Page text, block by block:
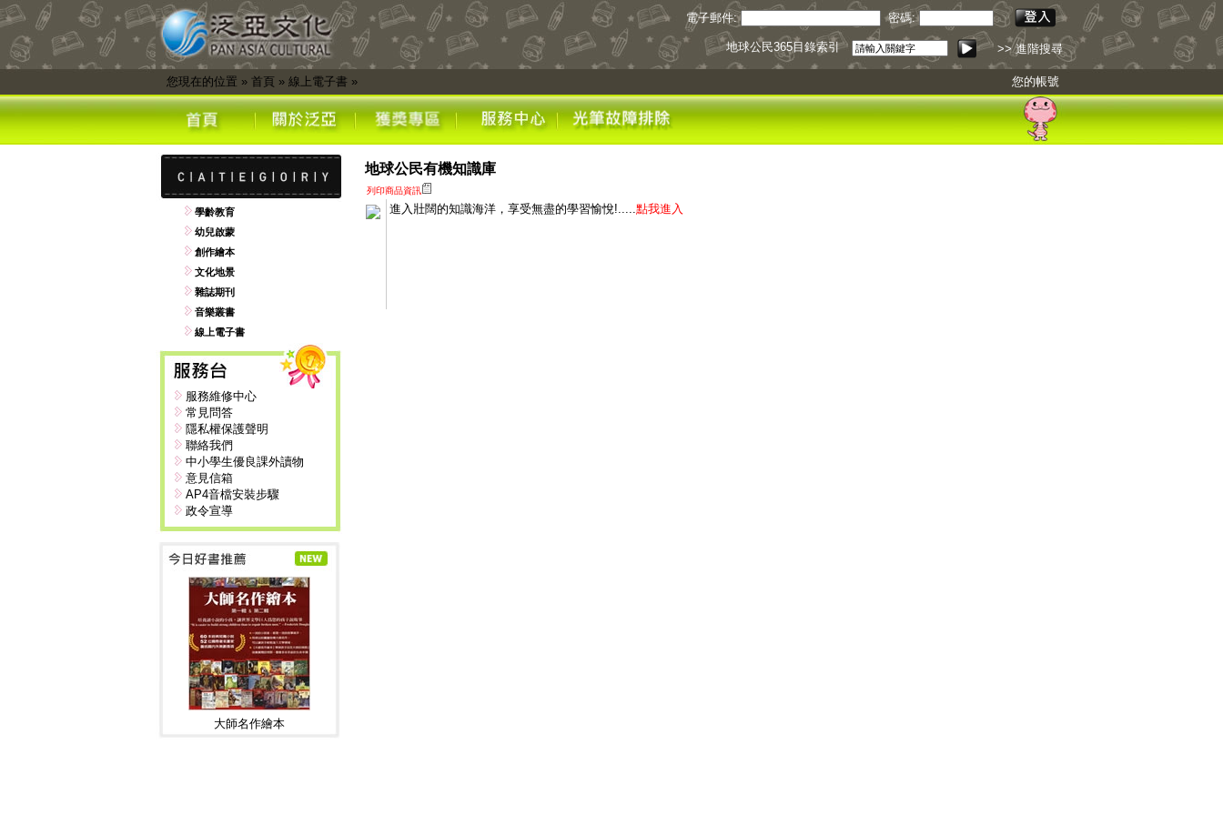
電子郵件: 密碼:
地球公民365目錄索引點我下載 >> 進階搜尋
您現在的位置 » 首頁 » 線上電子書 » 您的帳號
學齡教育
幼兒啟蒙
創作繪本
文化地景
雜誌期刊
音樂叢書
線上電子書
服務維修中心
常見問答
隱私權保護聲明
聯絡我們
中小學生優良課外讀物
意見信箱
AP4音檔安裝步驟
政令宣導
大師名作繪本
地球公民有機知識庫
列印商品資訊
進入壯闊的知識海洋，享受無盡的學習愉悅!.....點我進入